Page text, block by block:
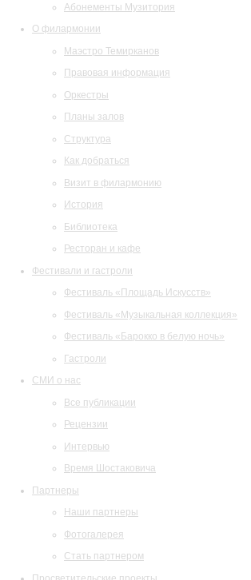
Абонементы Музитория
О филармонии
Маэстро Темирканов
Правовая информация
Оркестры
Планы залов
Структура
Как добраться
Визит в филармонию
История
Библиотека
Ресторан и кафе
Фестивали и гастроли
Фестиваль «Площадь Искусств»
Фестиваль «Музыкальная коллекция»
Фестиваль «Барокко в белую ночь»
Гастроли
СМИ о нас
Все публикации
Рецензии
Интервью
Время Шостаковича
Партнеры
Наши партнеры
Фотогалерея
Стать партнером